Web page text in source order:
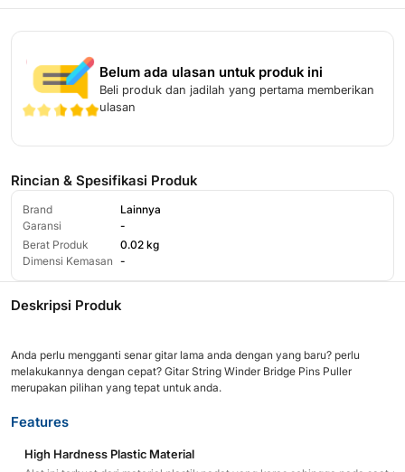
Belum ada ulasan untuk produk ini
Beli produk dan jadilah yang pertama memberikan
ulasan
Rincian & Spesifikasi Produk
Brand
Lainnya
Garansi
-
Berat Produk
0.02 kg
Dimensi Kemasan -
Deskripsi Produk
Anda perlu mengganti senar gitar lama anda dengan yang baru? perlu
melakukannya dengan cepat? Gitar String Winder Bridge Pins Puller
merupakan pilihan yang tepat untuk anda.
Features
High Hardness Plastic Material